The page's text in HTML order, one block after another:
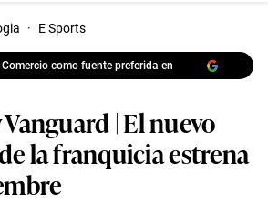
· E Sports
como fuente preferida en
| El nuevo
la franquicia estrena